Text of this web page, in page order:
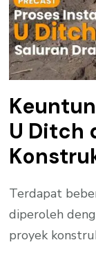
U Ditch
Terdapat
diperoleh
proyek